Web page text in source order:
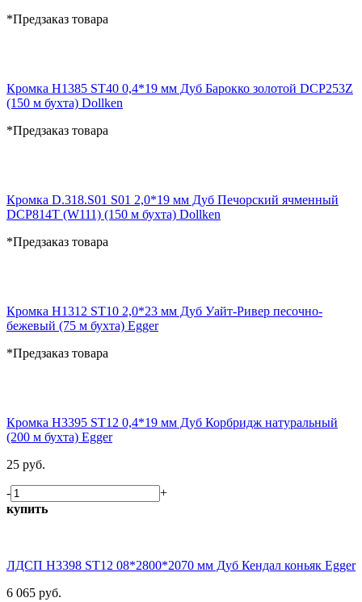
*Предзаказ товара
Кромка H1385 ST40 0,4*19 мм Дуб Барокко золотой DCP253Z
(150 м бухта) Dollken
*Предзаказ товара
Кромка D.318.S01 S01 2,0*19 мм Дуб Печорский ячменный
DCP814T (W111) (150 м бухта) Dollken
*Предзаказ товара
Кромка H1312 ST10 2,0*23 мм Дуб Уайт-Ривер песочно-
бежевый (75 м бухта) Egger
*Предзаказ товара
Кромка H3395 ST12 0,4*19 мм Дуб Корбридж натуральный
(200 м бухта) Egger
25 руб.
-
+
купить
ЛДСП H3398 ST12 08*2800*2070 мм Дуб Кендал коньяк Egger
6 065 руб.